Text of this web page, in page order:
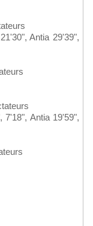
Antia 29'39",
7'18", Antia 19'59",